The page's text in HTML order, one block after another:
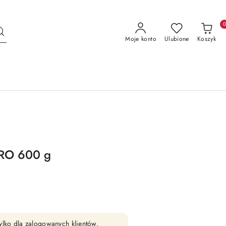
Moje konto Ulubione Koszyk
0
600 g
dla zalogowanych klientów.